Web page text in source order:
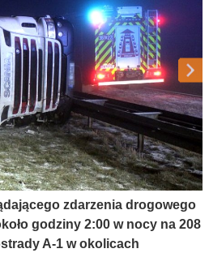
zdarzenia drogowego
godziny 2:00 w nocy na 208
A-1 w okolicach